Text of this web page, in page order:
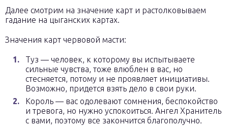
Далее смотрим на значение карт и растолковываем
гадание на цыганских картах.
Значения карт червовой масти:
Туз — человек, к которому вы испытываете
сильные чувства, тоже влюблен в вас, но
стесняется, потому и не проявляет инициативы.
Возможно, придется взять дело в свои руки.
Король — вас одолевают сомнения, беспокойство
и тревога, но нужно успокоиться. Ангел Хранитель
с вами, поэтому все закончится благополучно.